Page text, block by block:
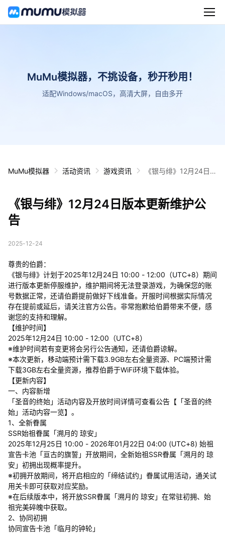
MuMu模拟器，不挑设备，秒开秒用！
适配Windows/macOS，高清大屏，自由多开
MuMu模拟器 活动资讯 游戏资讯
《银与绯》12月24日版
《银与绯》12月24日版本更新维护公
告
2025-12-24
尊贵的伯爵：
《银与绯》计划于2025年12月24日 10:00 - 12:00（UTC+8）期间
进行版本更新停服维护，维护期间将无法登录游戏，为确保您的账
号数据正常，还请伯爵提前做好下线准备。开服时间根据实际情况
存在提前或延后，请关注官方公告。非常抱歉给伯爵带来不便，感
谢您的支持和理解。
【维护时间】
2025年12月24日 10:00 - 12:00（UTC+8）
※维护时间若有变更将会另行公告通知，还请伯爵谅解。
※本次更新，移动端预计需下载3.9GB左右全量资源、PC端预计需
下载3GB左右全量资源，推荐伯爵于WiFi环境下载体验。
【更新内容】
一、内容新增
「圣音的终始」活动内容及开放时间详情可查看公告【「圣音的终
始」活动内容一览】。
1、全新眷属
SSR始祖眷属「溯月的 琼安」
2025年12月25日 10:00 - 2026年01月22日 04:00 (UTC+8) 始祖
宣告卡池「亘古的旗誓」开放期间，全新始祖SSR眷属「溯月的 琼
安」初拥出现概率提升。
※初拥开放期间，将开启相应的「缔结试约」眷属试用活动，通关试
用关卡即可获取对应奖励。
※在后续版本中，将开放SSR眷属「溯月的 琼安」在常驻初拥、始
祖完美碎魄中获取。
2、协同初拥
协同宣告卡池「临月的钟轮」